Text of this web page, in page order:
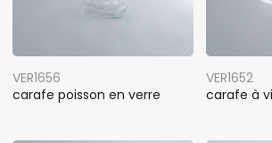
VER1656
carafe poisson en verre
VER1652
carafe à